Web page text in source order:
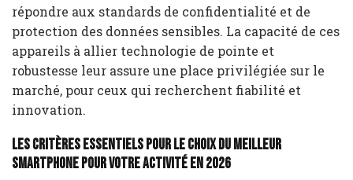
répondre aux standards de confidentialité et de
protection des données sensibles. La capacité de ces
appareils à allier technologie de pointe et
robustesse leur assure une place privilégiée sur le
marché, pour ceux qui recherchent fiabilité et
innovation.
Les critères essentiels pour le choix du meilleur
smartphone pour votre activité en 2026